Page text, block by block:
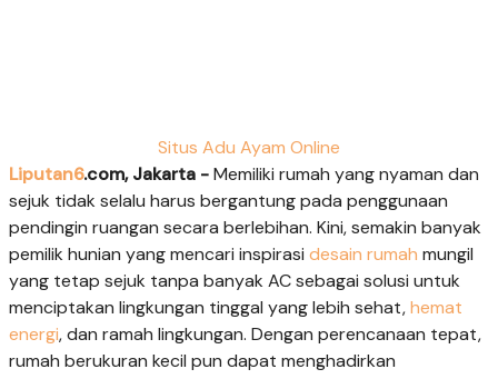
Situs Adu Ayam Online
Liputan6.com, Jakarta -Memiliki rumah yang nyaman dan
sejuk tidak selalu harus bergantung pada penggunaan
pendingin ruangan secara berlebihan. Kini, semakin banyak
pemilik hunian yang mencari inspirasi desain rumah mungil
yang tetap sejuk tanpa banyak AC sebagai solusi untuk
menciptakan lingkungan tinggal yang lebih sehat,hemat
energi, dan ramah lingkungan. Dengan perencanaan tepat,
rumah berukuran kecil pun dapat menghadirkan